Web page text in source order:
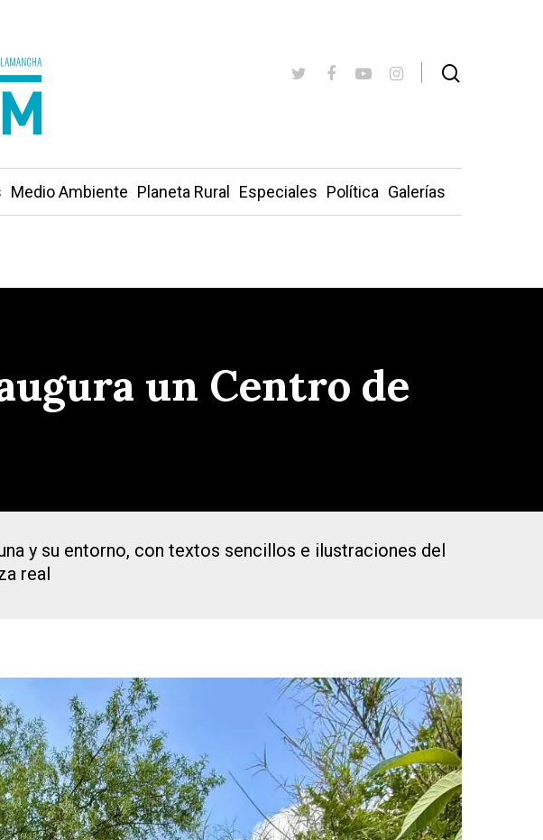
Medio Ambiente Planeta Rural Especiales Política Galerías
un Centro de
y su entorno, con textos sencillos e ilustraciones del
real